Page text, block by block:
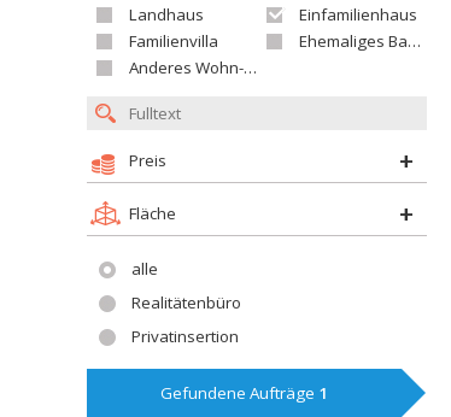
Landhaus
Einfamilienhaus
Familienvilla
Ehemaliges Bauerngut
Anderes Wohn- oder Ferienobjekt
Preis
Fläche
alle
Realitätenbüro
Privatinsertion
Gefundene Aufträge 1